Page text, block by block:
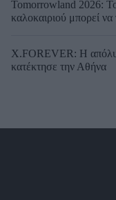
Tomorrowland 2026: Το
καλοκαιριού μπορεί
X.FOREVER: Η
κατέκτησε την Αθήνα